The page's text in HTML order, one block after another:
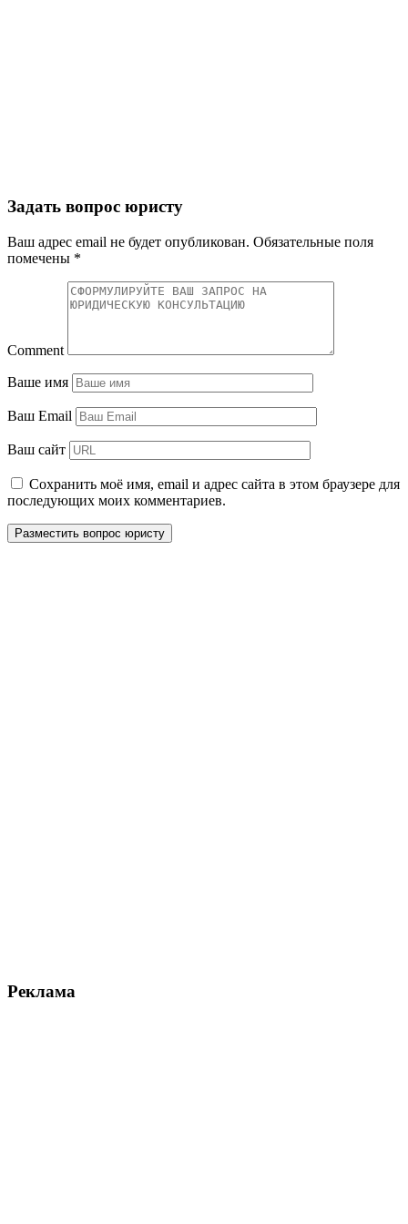
Задать вопрос юристу
Ваш адрес email не будет опубликован. Обязательные поля
помечены *
Comment
Ваше имя
Ваш Email
Ваш сайт
Сохранить моё имя, email и адрес сайта в этом браузере для
последующих моих комментариев.
Реклама